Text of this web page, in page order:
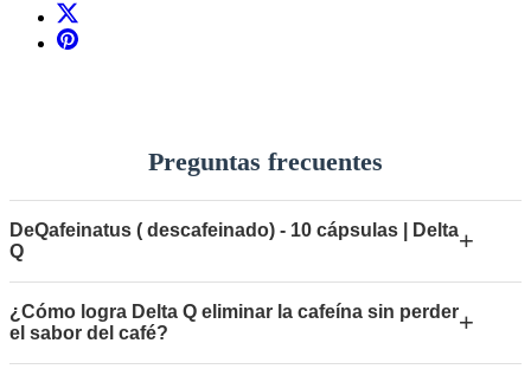
Preguntas frecuentes
DeQafeinatus ( descafeinado) - 10 cápsulas | Delta
Q
+
¿Cómo logra Delta Q eliminar la cafeína sin perder
el sabor del café?
+